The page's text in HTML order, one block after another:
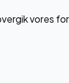
vores